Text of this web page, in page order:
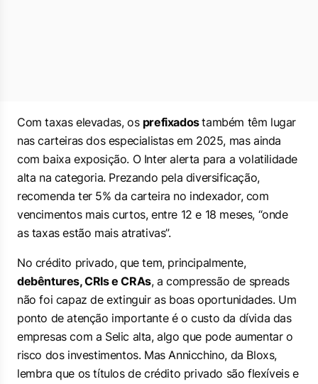
Com taxas elevadas, os prefixadostambém têm lugar
nas carteiras dos especialistas em 2025, mas ainda
com baixa exposição. O Inter alerta para a volatilidade
alta na categoria. Prezando pela diversificação,
recomenda ter 5% da carteira no indexador, com
vencimentos mais curtos, entre 12 e 18 meses, “onde
as taxas estão mais atrativas”.
No crédito privado, que tem, principalmente,
debêntures, CRIs e CRAs, a compressão de spreads
não foi capaz de extinguir as boas oportunidades. Um
ponto de atenção importante é o custo da dívida das
empresas com a Selic alta, algo que pode aumentar o
risco dos investimentos. Mas Annicchino, da Bloxs,
lembra que os títulos de crédito privado são flexíveis e